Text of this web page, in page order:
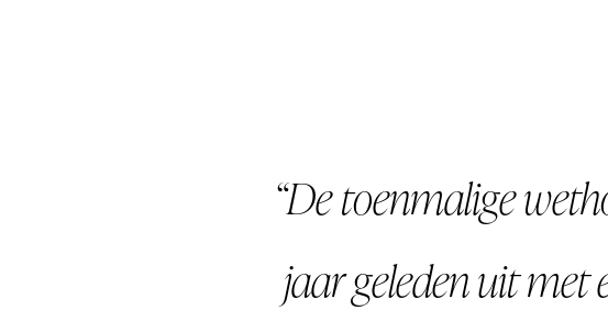
De toenmalige
jaar geleden uit met